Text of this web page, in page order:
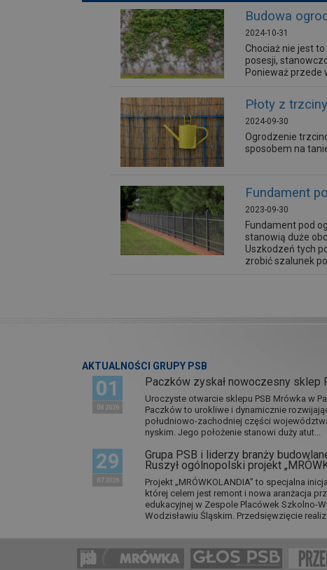
Budowa
2024-10-31
Chociaż nie jest
posesji,
Ponieważ przede
Płoty z
2024-09-30
Ogrodzenie
sposobem na
Fundament
2023-09-30
Fundament pod
stanowią duże
Uszkodzeń tych
zrobić szalunek
AKTUALNOŚCI GRUPY PSB
01
08 2026
Paczków zyskał nowoczesny sklep
Uroczyste otwarcie sklepu PSB Mrówka w
Paczków to urokliwe i dynamicznie
południowo-zachodniej części
nyskim. Jego położenie stanowi duży atut...
29
07 2026
Grupa PSB i liderzy branży
Ruszył ogólnopolski projekt
Projekt „MRÓWKOLANDIA” to specjalna
której celem jest remont i nowa aranżacja
edukacyjnej w Zespole Placówek Szkolno-
Wodzisławiu Śląskim. Przedsięwzięcie